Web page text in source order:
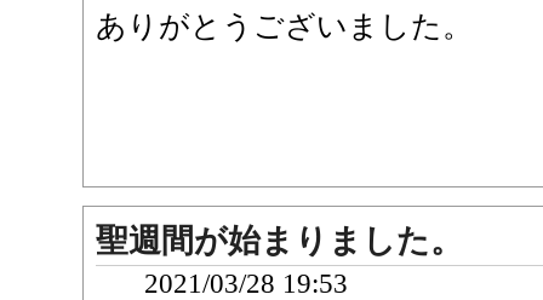
ありがとうございました。
聖週間が始まりました。
2021/03/28 19:53